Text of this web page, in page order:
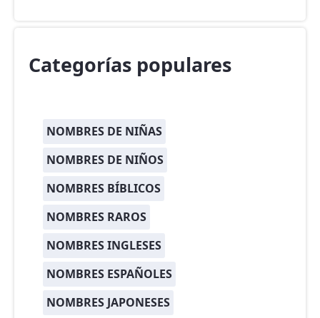
Categorías populares
NOMBRES DE NIÑAS
NOMBRES DE NIÑOS
NOMBRES BÍBLICOS
NOMBRES RAROS
NOMBRES INGLESES
NOMBRES ESPAÑOLES
NOMBRES JAPONESES